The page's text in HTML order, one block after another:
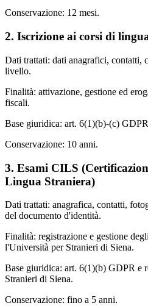
Conservazione: 12 mesi.
2. Iscrizione ai corsi di
Dati trattati: dati anagrafici, contatti,
livello.
Finalità: attivazione, gestione ed
fiscali.
Base giuridica: art. 6(1)(b)-(c)
Conservazione: 10 anni.
3. Esami CILS
Lingua Straniera)
Dati trattati: anagrafica, contatti,
del documento d'identità.
Finalità: registrazione e gestione
l'Università per Stranieri di Siena.
Base giuridica: art. 6(1)(b) GDPR e
Stranieri di Siena.
Conservazione: fino a 5 anni.